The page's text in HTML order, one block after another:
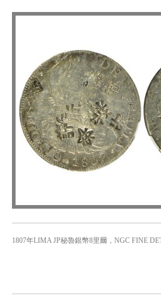
1807年LIMA JP秘魯銀幣8里爾，NGC FINE